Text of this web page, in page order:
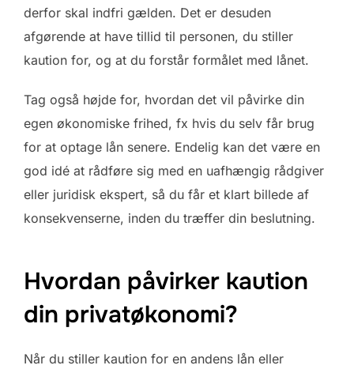
derfor skal indfri gælden. Det er desuden
afgørende at have tillid til personen, du stiller
kaution for, og at du forstår formålet med lånet.
Tag også højde for, hvordan det vil påvirke din
egen økonomiske frihed, fx hvis du selv får brug
for at optage lån senere. Endelig kan det være en
god idé at rådføre sig med en uafhængig rådgiver
eller juridisk ekspert, så du får et klart billede af
konsekvenserne, inden du træffer din beslutning.
Hvordan påvirker kaution
din privatøkonomi?
Når du stiller kaution for en andens lån eller